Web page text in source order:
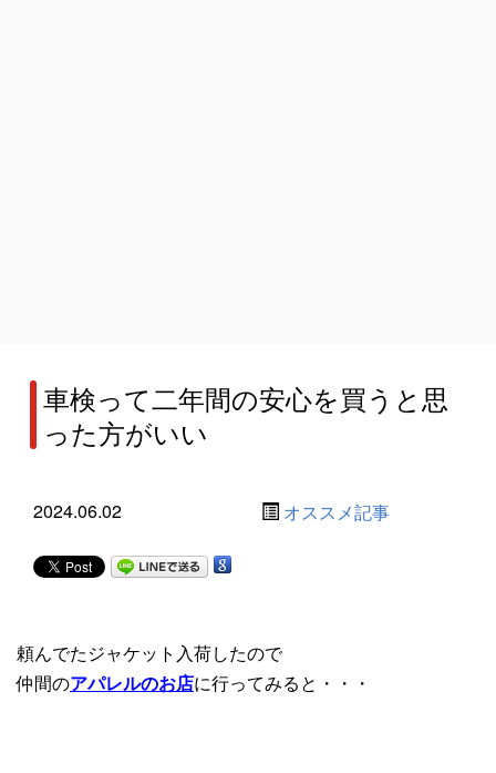
車検って二年間の安心を買うと思
った方がいい
2024.06.02 オススメ記事
頼んでたジャケット入荷したので
仲間のアパレルのお店に行ってみると・・・